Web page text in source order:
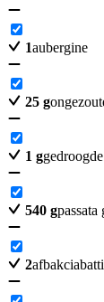
1aubergine
25 g
1 g
540 gpassata
2